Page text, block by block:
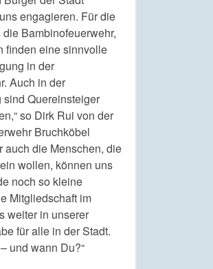
engagieren. Für die
Bambinofeuerwehr,
finden eine sinnvolle
in der
Auch in der
Quereinsteiger
so Dirk Rui von der
Bruchköbel
auch die Menschen, die
wollen, können uns
noch so kleine
Mitgliedschaft im
weiter in unserer
für alle in der Stadt.
und wann Du?“